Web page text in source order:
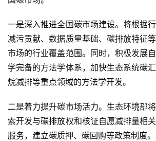
一是深入推进全国碳市场建设。将根据
减污贡献、数据质量基础、碳排放特征
市场的行业覆盖范围。同时，积极发展
学完备的方法学体系，加快生态系统碳
烷减排等重点领域的方法学开发。
二是着力提升碳市场活力。生态环境部
索开发与碳排放权和核证自愿减排量相
服务，建立碳质押、碳回购等政策制度。